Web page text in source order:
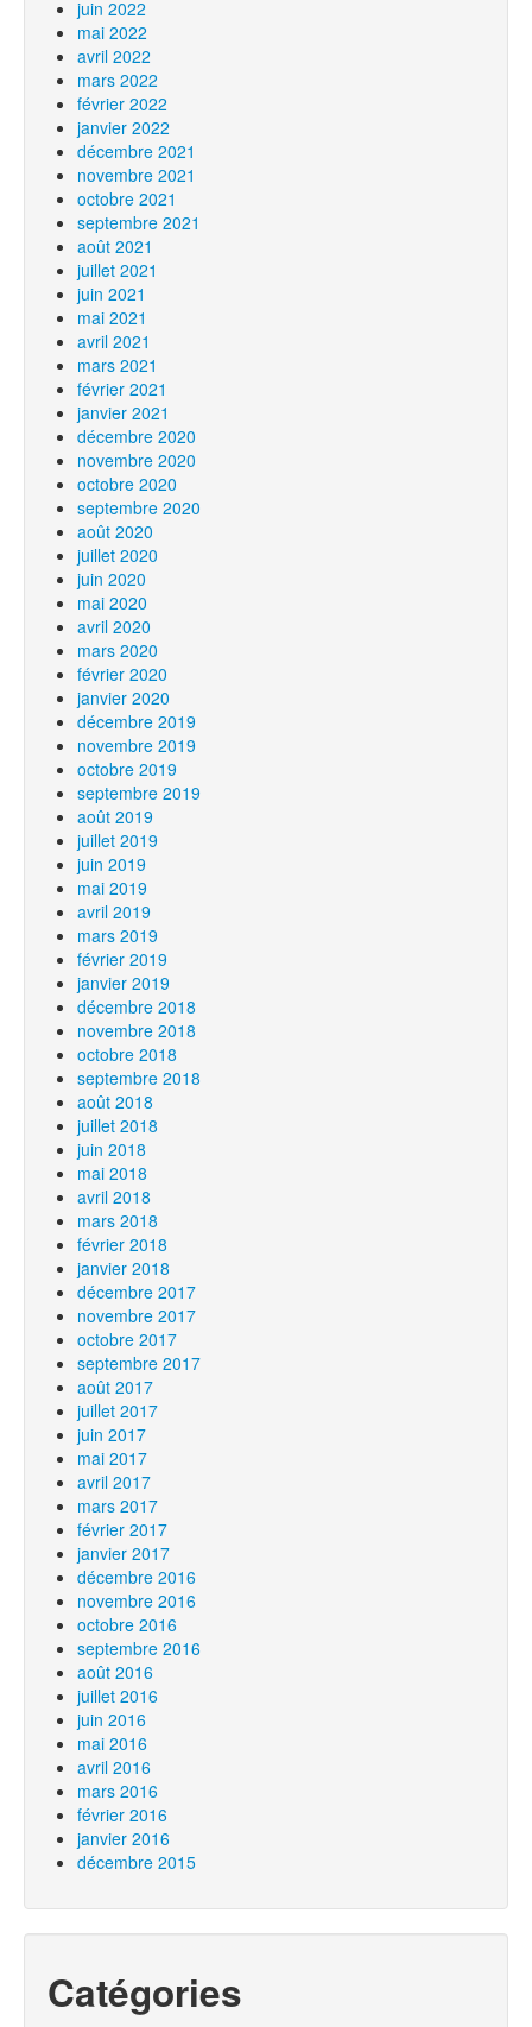
juin 2022
mai 2022
avril 2022
mars 2022
février 2022
janvier 2022
décembre 2021
novembre 2021
octobre 2021
septembre 2021
août 2021
juillet 2021
juin 2021
mai 2021
avril 2021
mars 2021
février 2021
janvier 2021
décembre 2020
novembre 2020
octobre 2020
septembre 2020
août 2020
juillet 2020
juin 2020
mai 2020
avril 2020
mars 2020
février 2020
janvier 2020
décembre 2019
novembre 2019
octobre 2019
septembre 2019
août 2019
juillet 2019
juin 2019
mai 2019
avril 2019
mars 2019
février 2019
janvier 2019
décembre 2018
novembre 2018
octobre 2018
septembre 2018
août 2018
juillet 2018
juin 2018
mai 2018
avril 2018
mars 2018
février 2018
janvier 2018
décembre 2017
novembre 2017
octobre 2017
septembre 2017
août 2017
juillet 2017
juin 2017
mai 2017
avril 2017
mars 2017
février 2017
janvier 2017
décembre 2016
novembre 2016
octobre 2016
septembre 2016
août 2016
juillet 2016
juin 2016
mai 2016
avril 2016
mars 2016
février 2016
janvier 2016
décembre 2015
Catégories